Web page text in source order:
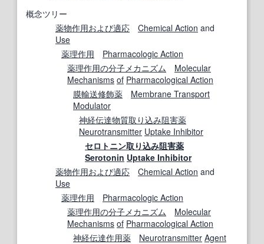
概念ツリー
薬物作用および適応 Chemical Action and
Use
薬理作用
Pharmacologic Action
薬理作用の分子 メカニズム
Molecular
Mechanisms of Pharmacological Action
膜輸送修飾薬
Membrane Transport
Modulator
神経伝達物質取り込み阻害薬
Neurotransmitter Uptake Inhibitor
セロトニン取り込み阻害薬
Serotonin Uptake Inhibitor
薬物作用および適応 Chemical Action and
Use
薬理作用
Pharmacologic Action
薬理作用の分子 メカニズム
Molecular
Mechanisms of Pharmacological Action
神経伝達作用薬 Neurotransmitter Agent